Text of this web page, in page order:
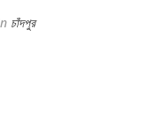
চাঁদপুর